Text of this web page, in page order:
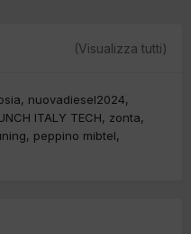
(Visualizza tutti)
nuovadiesel2024
ITALY TECH
zonta
peppino mibtel